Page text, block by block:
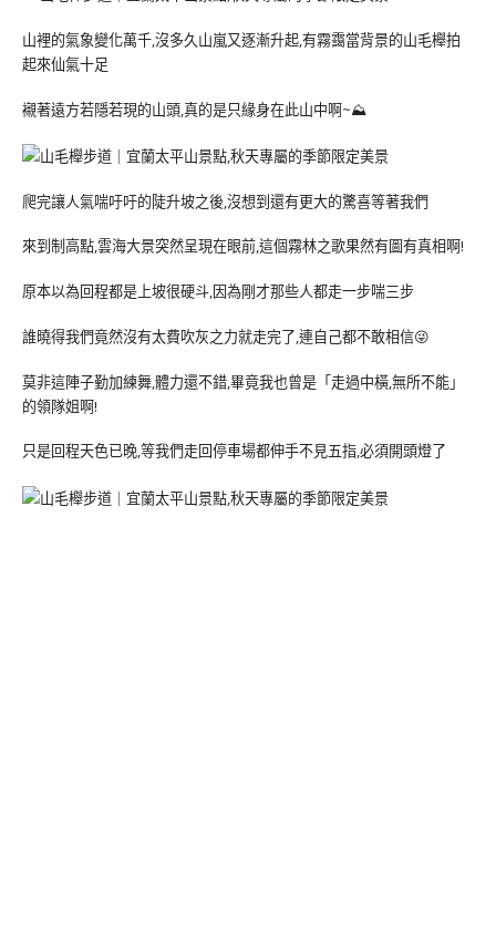
山裡的氣象變化萬千,沒多久山嵐又逐漸升起,有霧靄當背景的山毛櫸拍
起來仙氣十足
襯著遠方若隱若現的山頭,真的是只緣身在此山中啊~⛰
爬完讓人氣喘吁吁的陡升坡之後,沒想到還有更大的驚喜等著我們
來到制高點,雲海大景突然呈現在眼前,這個霧林之歌果然有圖有真相啊!
原本以為回程都是上坡很硬斗,因為剛才那些人都走一步喘三步
誰曉得我們竟然沒有太費吹灰之力就走完了,連自己都不敢相信😜
莫非這陣子勤加練舞,體力還不錯,畢竟我也曾是「走過中橫,無所不能」
的領隊姐啊!
只是回程天色已晚,等我們走回停車場都伸手不見五指,必須開頭燈了